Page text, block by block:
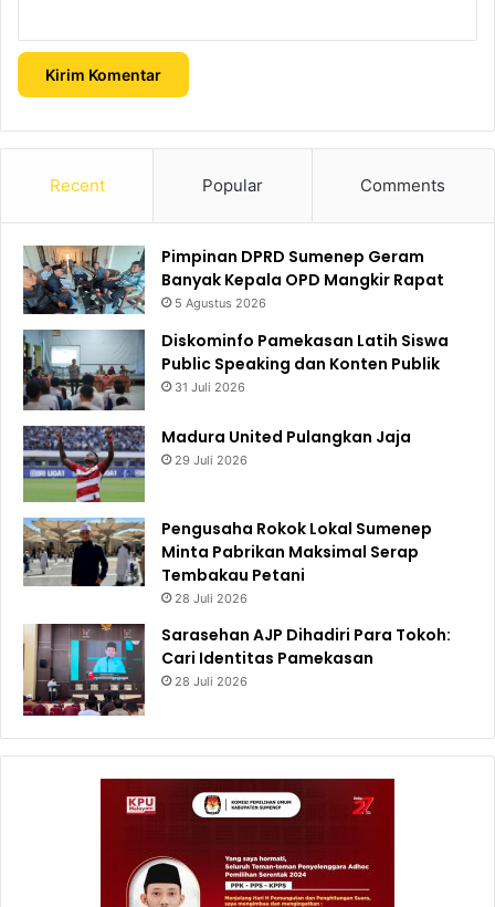
Recent Popular Comments
Pimpinan DPRD Sumenep Geram
Banyak Kepala OPD Mangkir Rapat
5 Agustus 2026
Diskominfo Pamekasan Latih Siswa
Public Speaking dan Konten Publik
31 Juli 2026
Madura United Pulangkan Jaja
29 Juli 2026
Pengusaha Rokok Lokal Sumenep
Minta Pabrikan Maksimal Serap
Tembakau Petani
28 Juli 2026
Sarasehan AJP Dihadiri Para Tokoh:
Cari Identitas Pamekasan
28 Juli 2026